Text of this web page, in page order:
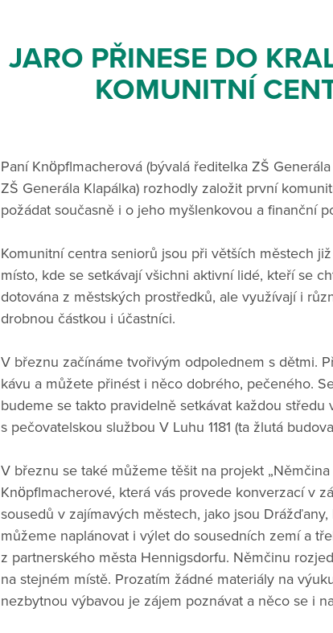
JARO PŘINESE DO
KOMUNITNÍ
Paní Knöpflmacherová (bývalá ředitelka ZŠ
ZŠ Generála Klapálka) rozhodly založit první
požádat současně i o jeho myšlenkovou a finanční
Komunitní centra seniorů jsou při větších městech
místo, kde se setkávají všichni aktivní lidé, kteří se
dotována z městských prostředků, ale využívají i
drobnou částkou i účastníci.
V březnu začínáme tvořivým odpolednem s dětmi.
kávu a můžete přinést i něco dobrého, pečeného.
budeme se takto pravidelně setkávat každou
s pečovatelskou službou V Luhu 1181 (ta žlutá
V březnu se také můžeme těšit na projekt
Knöpflmacherové, která vás provede konverzací v
sousedů v zajímavých městech, jako jsou
můžeme naplánovat i výlet do sousedních zemí a
z partnerského města Hennigsdorfu. Němčinu
na stejném místě. Prozatím žádné materiály na
nezbytnou výbavou je zájem poznávat a něco se i